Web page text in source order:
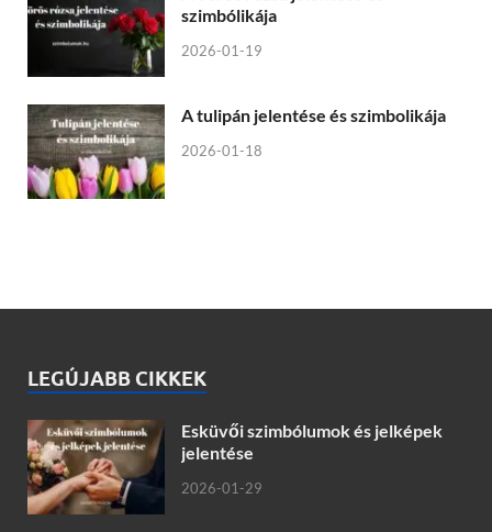
szimbólikája
2026-01-19
A tulipán jelentése és szimbolikája
2026-01-18
LEGÚJABB CIKKEK
Esküvői szimbólumok és jelképek
jelentése
2026-01-29